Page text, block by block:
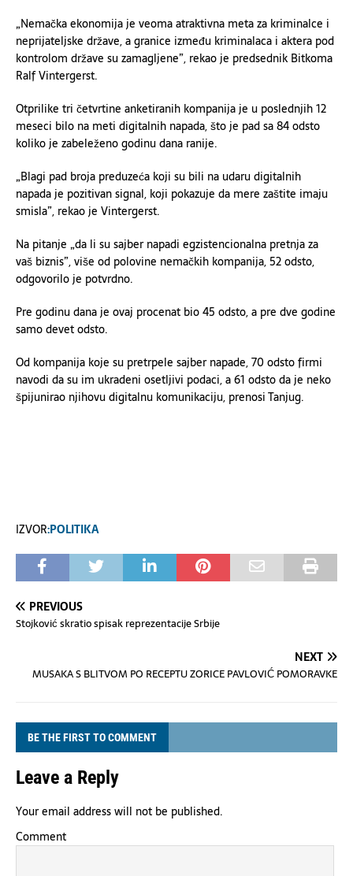
„Nemačka ekonomija je veoma atraktivna meta za kriminalce i
neprijateljske države, a granice između kriminalaca i aktera pod
kontrolom države su zamagljene”, rekao je predsednik Bitkoma
Ralf Vintergerst.
Otprilike tri četvrtine anketiranih kompanija je u poslednjih 12
meseci bilo na meti digitalnih napada, što je pad sa 84 odsto
koliko je zabeleženo godinu dana ranije.
„Blagi pad broja preduzeća koji su bili na udaru digitalnih
napada je pozitivan signal, koji pokazuje da mere zaštite imaju
smisla”, rekao je Vintergerst.
Na pitanje „da li su sajber napadi egzistencionalna pretnja za
vaš biznis”, više od polovine nemačkih kompanija, 52 odsto,
odgovorilo je potvrdno.
Pre godinu dana je ovaj procenat bio 45 odsto, a pre dve godine
samo devet odsto.
Od kompanija koje su pretrpele sajber napade, 70 odsto firmi
navodi da su im ukradeni osetljivi podaci, a 61 odsto da je neko
špijunirao njihovu digitalnu komunikaciju, prenosi Tanjug.
IZVOR:POLITIKA
PREVIOUS
Stojković skratio spisak reprezentacije Srbije
NEXT
MUSAKA S BLITVOM PO RECEPTU ZORICE PAVLOVIĆ POMORAVKE
BE THE FIRST TO COMMENT
Leave a Reply
Your email address will not be published.
Comment